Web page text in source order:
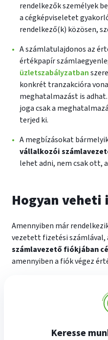
rendelkezők személyek
a cégképviseletet
rendelkező(k) közösen,
A számlatulajdonos az
értékpapír
üzletszabályzatban
konkrét tranzakcióra
meghatalmazást is
joga csak a
terjed ki.
A megbízásokat
vállalkozói
lehet adni, nem csak ott,
Hogyan veheti
Amennyiben már
vezetett fizetési számlával,
számlavezető fiókjában
amennyiben a fiók végez
Keresse